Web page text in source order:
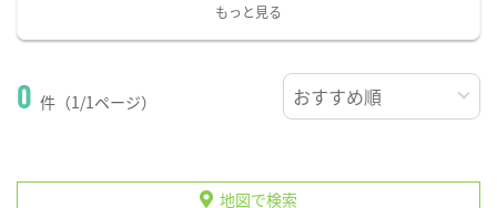
もっと見る
0 件（1/1ページ）
地図で検索